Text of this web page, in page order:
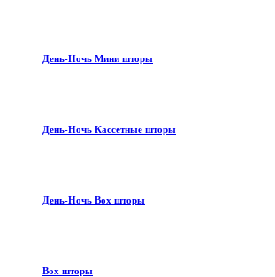
День-Ночь Мини шторы
День-Ночь Кассетные шторы
День-Ночь Box шторы
Box шторы